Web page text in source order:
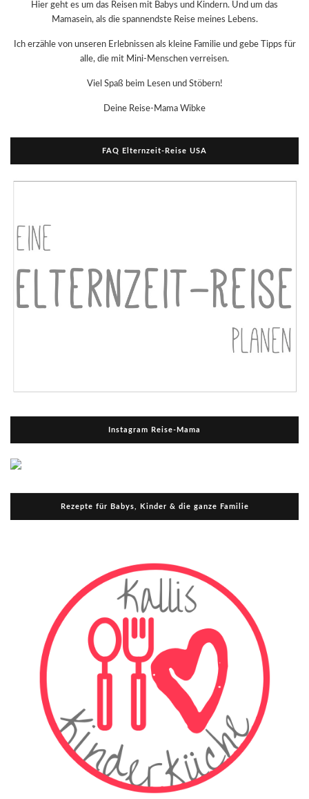
Hier geht es um das Reisen mit Babys und Kindern. Und um das
Mamasein, als die spannendste Reise meines Lebens.
Ich erzähle von unseren Erlebnissen als kleine Familie und gebe Tipps für
alle, die mit Mini-Menschen verreisen.
Viel Spaß beim Lesen und Stöbern!
Deine Reise-Mama Wibke
FAQ Elternzeit-Reise USA
Instagram Reise-Mama
Rezepte für Babys, Kinder & die ganze Familie